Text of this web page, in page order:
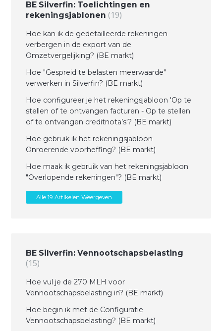
BE Silverfin: Toelichtingen en
rekeningsjablonen
19
Hoe kan ik de gedetailleerde rekeningen
verbergen in de export van de
Omzetvergelijking? (BE markt)
Hoe "Gespreid te belasten meerwaarde"
verwerken in Silverfin? (BE markt)
Hoe configureer je het rekeningsjabloon 'Op te
stellen of te ontvangen facturen - Op te stellen
of te ontvangen creditnota’s'? (BE markt)
Hoe gebruik ik het rekeningsjabloon
Onroerende voorheffing? (BE markt)
Hoe maak ik gebruik van het rekeningsjabloon
"Overlopende rekeningen"? (BE markt)
Alle 19 Artikelen Weergeven
BE Silverfin: Vennootschapsbelasting
15
Hoe vul je de 270 MLH voor
Vennootschapsbelasting in? (BE markt)
Hoe begin ik met de Configuratie
Vennootschapsbelasting? (BE markt)